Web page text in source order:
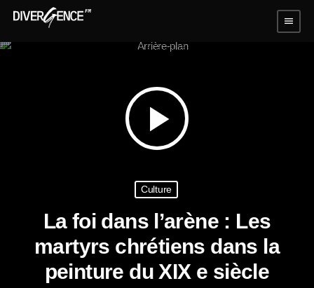
menu
play_arrow
Culture
La foi dans l’arène : Les
martyrs chrétiens dans la
peinture du XIX e siècle